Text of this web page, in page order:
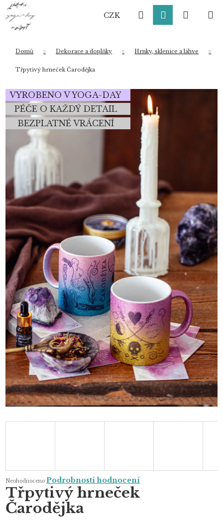
Přejít
obsah
CZK HledatPřihlášení
Domů Dekorace a doplňky Hrnky, sklenice a láhve
Třpytivý hrneček Čarodějka
Průměrné
hodnocení
produktu
je
0,0
z
Neohodnoceno Podrobnosti hodnocení
Třpytivý hrneček
Čarodějka
VYROBENO V YOGA-DAY
PÉČE O KAŽDÝ DETAIL
BEZPLATNÉ VRÁCENÍ
K
o
Zpět
Zpět
Co potřebujete najít?
HLEDAT
Doporučujeme